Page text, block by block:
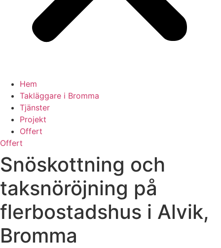
Hem
Takläggare i Bromma
Tjänster
Projekt
Offert
Offert
Snöskottning och
taksnöröjning på
flerbostadshus i Alvik,
Bromma